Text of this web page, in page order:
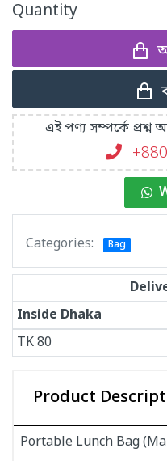
Quantity
এই পণ্য সম্পর্কে
Categories: Bag
Inside Dhaka
TK80
Product
Portable Lunch Bag